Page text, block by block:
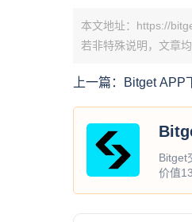
本文地址：https://
若非特殊说明，文章
上一篇： Bitget APP
Bitget
价值